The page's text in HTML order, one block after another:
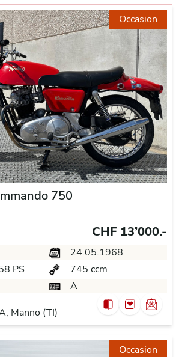
Occasion
750
CHF 13’000.-
24.05.1968
PS
745 ccm
A
Manno (TI)
Occasion